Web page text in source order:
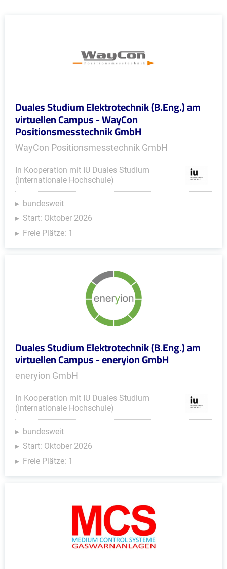
Duales Studium Elektrotechnik (B.Eng.) am
virtuellen Campus - WayCon
Positionsmesstechnik GmbH
WayCon Positionsmesstechnik GmbH
In Kooperation mit IU Duales Studium
(Internationale Hochschule)
bundesweit
Start: Oktober 2026
Freie Plätze: 1
Duales Studium Elektrotechnik (B.Eng.) am
virtuellen Campus - eneryion GmbH
eneryion GmbH
In Kooperation mit IU Duales Studium
(Internationale Hochschule)
bundesweit
Start: Oktober 2026
Freie Plätze: 1